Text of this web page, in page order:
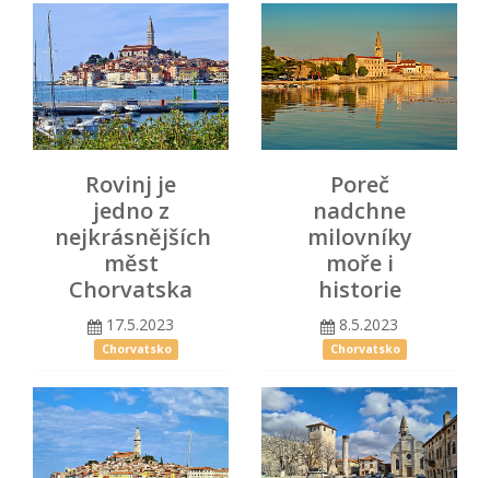
Rovinj je
jedno z
nejkrásnějších
měst
Chorvatska
17.5.2023
Chorvatsko
Poreč
nadchne
milovníky
moře i
historie
8.5.2023
Chorvatsko